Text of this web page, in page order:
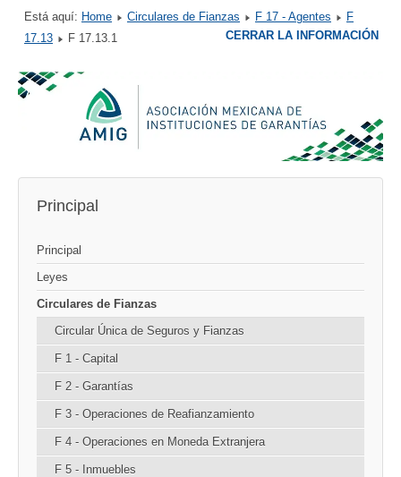
Está aquí: Home Circulares de Fianzas F 17 - Agentes
F
17.13
F 17.13.1
Principal
Principal
Leyes
Circulares de Fianzas
Circular Única de Seguros y Fianzas
F 1 - Capital
F 2 - Garantías
F 3 - Operaciones de Reafianzamiento
F 4 - Operaciones en Moneda Extranjera
F 5 - Inmuebles
CERRAR LA INFORMACIÓN